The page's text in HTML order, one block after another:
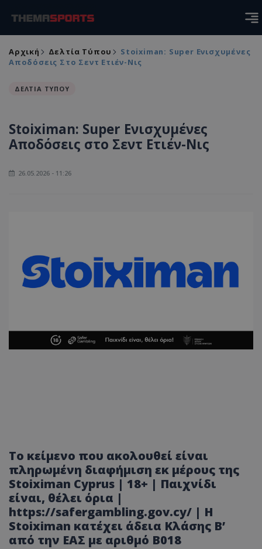
Αρχική Δελτία Τύπου
Stoiximan: Super Ενισχυμένες
Αποδόσεις Στο Σεντ Ετιέν-Νις
ΔΕΛΤΙΑ ΤΥΠΟΥ
Stoiximan: Super Ενισχυμένες
Αποδόσεις στο Σεντ Ετιέν-Νις
26.05.2026 - 11:26
Το κείμενο που ακολουθεί είναι
πληρωμένη διαφήμιση εκ μέρους της
Stoiximan Cyprus | 18+ | Παιχνίδι
είναι, θέλει όρια |
https://safergambling.gov.cy/ | Η
Stoiximan κατέχει άδεια Κλάσης Β’
από την ΕΑΣ με αριθμό B018